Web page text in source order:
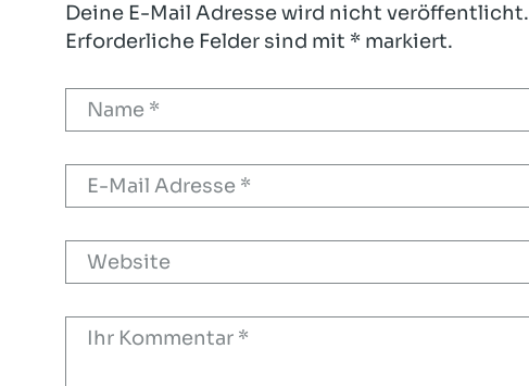
Deine E-Mail Adresse wird nicht veröffentlicht.
Erforderliche Felder sind mit * markiert.